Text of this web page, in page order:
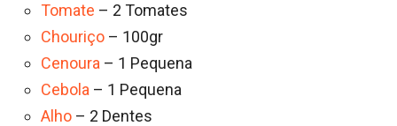
Tomate – 2 Tomates
Chouriço – 100gr
Cenoura – 1 Pequena
Cebola – 1 Pequena
Alho – 2 Dentes